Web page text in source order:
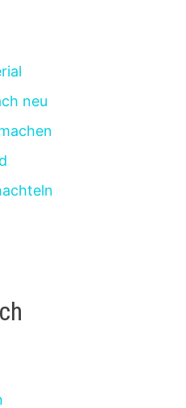
neu